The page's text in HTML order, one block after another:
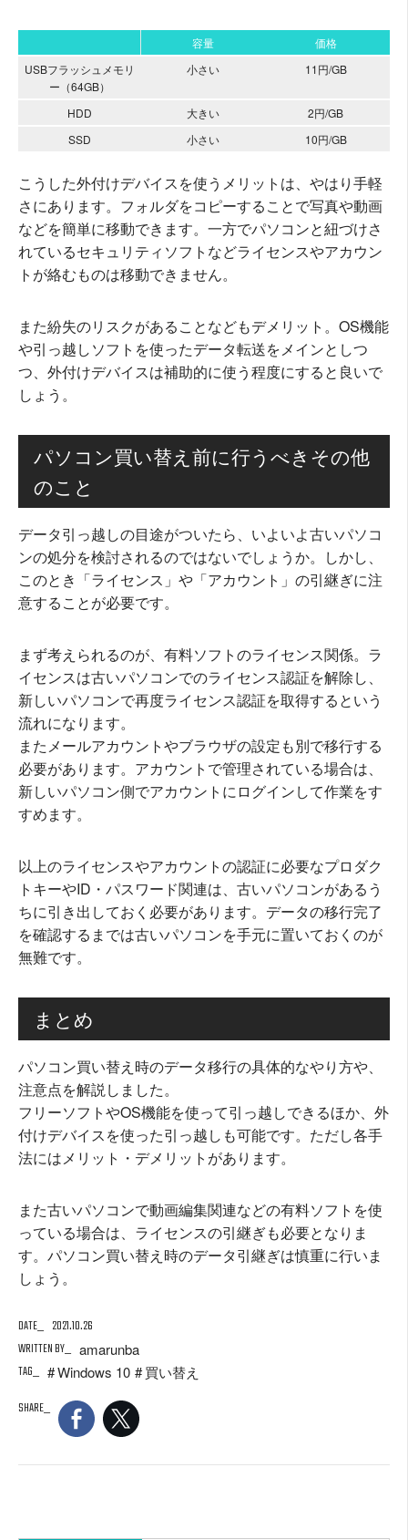
容量
価格
USBフラッシュメモリ
ー（64GB）
小さい 11円/GB
HDD 大きい
2円/GB
SSD
小さい 10円/GB
こうした外付けデバイスを使うメリットは、やはり手軽
さにあります。フォルダをコピーすることで写真や動画
などを簡単に移動できます。一方でパソコンと紐づけさ
れているセキュリティソフトなどライセンスやアカウン
トが絡むものは移動できません。
また紛失のリスクがあることなどもデメリット。OS機能
や引っ越しソフトを使ったデータ転送をメインとしつ
つ、外付けデバイスは補助的に使う程度にすると良いで
しょう。
パソコン買い替え前に行うべきその他
のこと
データ引っ越しの目途がついたら、いよいよ古いパソコ
ンの処分を検討されるのではないでしょうか。しかし、
このとき「ライセンス」や「アカウント」の引継ぎに注
意することが必要です。
まず考えられるのが、有料ソフトのライセンス関係。ラ
イセンスは古いパソコンでのライセンス認証を解除し、
新しいパソコンで再度ライセンス認証を取得するという
流れになります。
またメールアカウントやブラウザの設定も別で移行する
必要があります。アカウントで管理されている場合は、
新しいパソコン側でアカウントにログインして作業をす
すめます。
以上のライセンスやアカウントの認証に必要なプロダク
トキーやID・パスワード関連は、古いパソコンがあるう
ちに引き出しておく必要があります。データの移行完了
を確認するまでは古いパソコンを手元に置いておくのが
無難です。
まとめ
パソコン買い替え時のデータ移行の具体的なやり方や、
注意点を解説しました。
フリーソフトやOS機能を使って引っ越しできるほか、外
付けデバイスを使った引っ越しも可能です。ただし各手
法にはメリット・デメリットがあります。
また古いパソコンで動画編集関連などの有料ソフトを使
っている場合は、ライセンスの引継ぎも必要となりま
す。パソコン買い替え時のデータ引継ぎは慎重に行いま
しょう。
DATE
2021.10.26
WRITTEN BY
amarunba
TAG
Windows 10
買い替え
SHARE